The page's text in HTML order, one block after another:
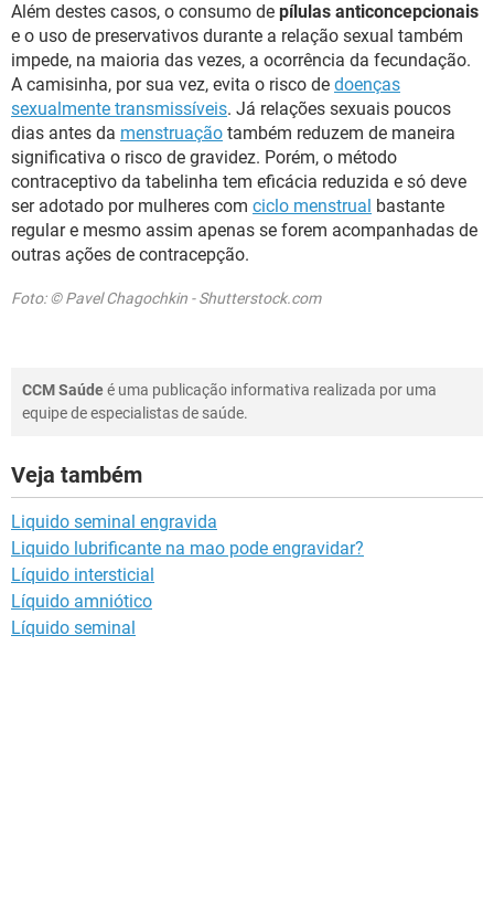
Além destes casos, o consumo de pílulas anticoncepcionais
e o uso de preservativos durante a relação sexual também
impede, na maioria das vezes, a ocorrência da fecundação.
A camisinha, por sua vez, evita o risco de doenças
sexualmente transmissíveis. Já relações sexuais poucos
dias antes da menstruação também reduzem de maneira
significativa o risco de gravidez. Porém, o método
contraceptivo da tabelinha tem eficácia reduzida e só deve
ser adotado por mulheres com ciclo menstrual bastante
regular e mesmo assim apenas se forem acompanhadas de
outras ações de contracepção.
Foto: © Pavel Chagochkin - Shutterstock.com
CCM Saúdeé uma publicação informativa realizada por uma
equipe de especialistas de saúde.
Veja também
Liquido seminal engravida
Liquido lubrificante na mao pode engravidar?
Líquido intersticial
Líquido amniótico
Líquido seminal